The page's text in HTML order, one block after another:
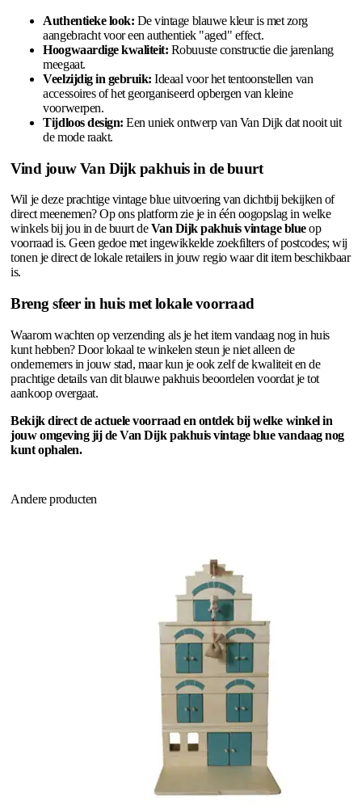
Authentieke look: De vintage blauwe kleur is met zorg
aangebracht voor een authentiek "aged" effect.
Hoogwaardige kwaliteit: Robuuste constructie die jarenlang
meegaat.
Veelzijdig in gebruik: Ideaal voor het tentoonstellen van
accessoires of het georganiseerd opbergen van kleine
voorwerpen.
Tijdloos design: Een uniek ontwerp van Van Dijk dat nooit uit
de mode raakt.
Vind jouw Van Dijk pakhuis in de buurt
Wil je deze prachtige vintage blue uitvoering van dichtbij bekijken of
direct meenemen? Op ons platform zie je in één oogopslag in welke
winkels bij jou in de buurt deVan Dijk pakhuis vintage blueop
voorraad is. Geen gedoe met ingewikkelde zoekfilters of postcodes; wij
tonen je direct de lokale retailers in jouw regio waar dit item beschikbaar
is.
Breng sfeer in huis met lokale voorraad
Waarom wachten op verzending als je het item vandaag nog in huis
kunt hebben? Door lokaal te winkelen steun je niet alleen de
ondernemers in jouw stad, maar kun je ook zelf de kwaliteit en de
prachtige details van dit blauwe pakhuis beoordelen voordat je tot
aankoop overgaat.
Bekijk direct de actuele voorraad en ontdek bij welke winkel in
jouw omgeving jij de Van Dijk pakhuis vintage blue vandaag nog
kunt ophalen.
Andere producten